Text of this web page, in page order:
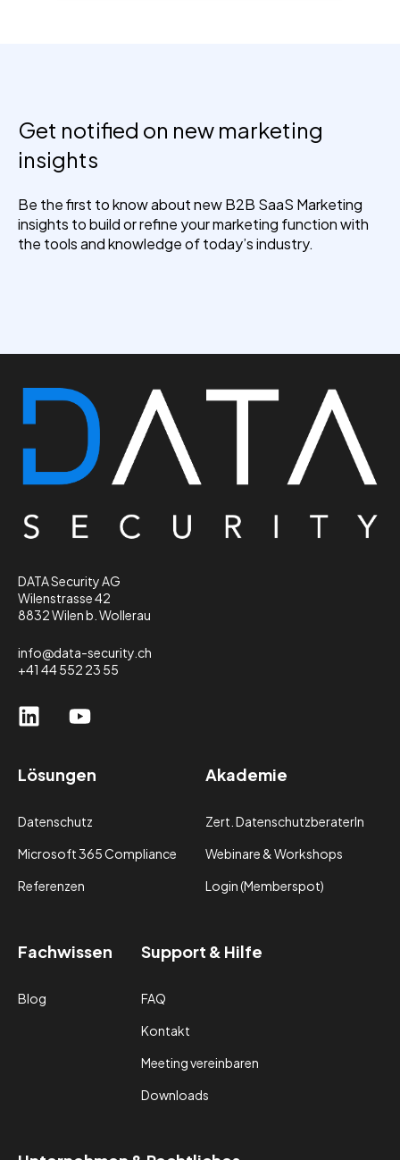
Get notified on new marketing
insights
Be the first to know about new B2B SaaS Marketing
insights to build or refine your marketing function with
the tools and knowledge of today’s industry.
DATA Security AG
Wilenstrasse 42
8832 Wilen b. Wollerau
info@data-security.ch
+41 44 552 23 55
Lösungen
Datenschutz
Microsoft 365 Compliance
Referenzen
Akademie
Zert. DatenschutzberaterIn
Webinare & Workshops
Login (Memberspot)
Fachwissen
Blog
Support & Hilfe
FAQ
Kontakt
Meeting vereinbaren
Downloads